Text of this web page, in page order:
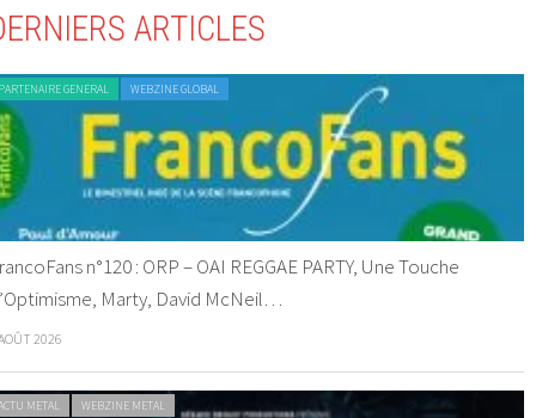
ARTICLES
GENERAL WEBZINE GLOBAL
n°120 : ORP – OAI REGGAE PARTY, Une Touche
Marty, David McNeil…
2026
METAL WEBZINE METAL